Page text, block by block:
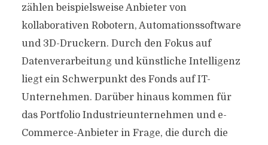
zählen beispielsweise Anbieter von
kollaborativen Robotern, Automationssoftware
und 3D-Druckern. Durch den Fokus auf
Datenverarbeitung und künstliche Intelligenz
liegt ein Schwerpunkt des Fonds auf IT-
Unternehmen. Darüber hinaus kommen für
das Portfolio Industrieunternehmen und e-
Commerce-Anbieter in Frage, die durch die